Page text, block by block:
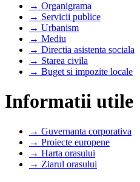
→ Organigrama
→ Servicii publice
→ Urbanism
→ Mediu
→ Directia asistenta sociala
→ Starea civila
→ Buget si impozite locale
Informatii utile
→ Guvernanta corporativa
→ Proiecte europene
→ Harta orasului
→ Ziarul orasului